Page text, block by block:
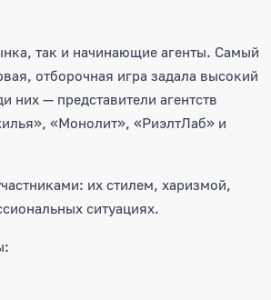
так и начинающие агенты. Самый
отборочная игра задала высокий
— представители агентств
«Монолит», «РиэлтЛаб» и
их стилем, харизмой,
ситуациях.